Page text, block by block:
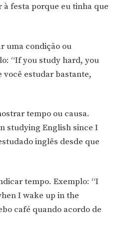
à festa porque eu tinha que
uma condição ou
“If you study hard, you
você estudar bastante,
tempo ou causa.
studying English since I
inglês desde que
tempo. Exemplo: “I
I wake up in the
café quando acordo de